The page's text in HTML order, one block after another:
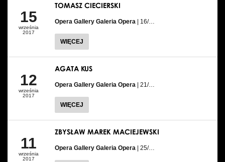
15
września
2017
TOMASZ CIECIERSKI
Opera Gallery Galeria Opera | 16/…
WIĘCEJ
12
września
2017
AGATA KUS
Opera Gallery Galeria Opera | 21/…
WIĘCEJ
11
września
2017
ZBYSŁAW MAREK MACIEJEWSKI
Opera Gallery Galeria Opera | 25/…